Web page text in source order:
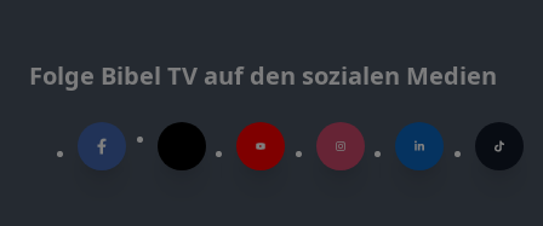
Folge Bibel TV auf den sozialen Medien